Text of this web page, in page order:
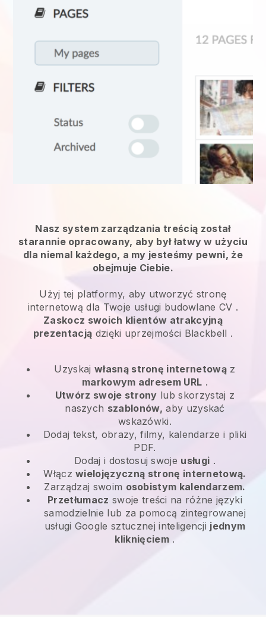
Nasz system zarządzania treścią został
starannie opracowany, aby był łatwy w użyciu
dla niemal każdego, a my jesteśmy pewni, że
obejmuje Ciebie.
Użyj tej platformy, aby utworzyć stronę
internetową dla Twoje usługi budowlane CV .
Zaskocz swoich klientów atrakcyjną
prezentacją dzięki uprzejmości Blackbell .
Uzyskaj własną stronę internetowąz
markowym adresem URL .
Utwórz swoje strony lub skorzystaj z
naszych szablonów, aby uzyskać
wskazówki.
Dodaj tekst, obrazy, filmy, kalendarze i pliki
PDF.
Dodaj i dostosuj swoje usługi .
Włączwielojęzyczną stronę internetową.
Zarządzaj swoim osobistym kalendarzem.
Przetłumacz swoje treści na różne języki
samodzielnie lub za pomocą zintegrowanej
usługi Google sztucznej inteligencji jednym
kliknięciem.